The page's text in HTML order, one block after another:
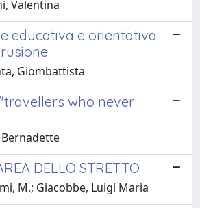
Valentina
educativa e orientativa:
Giombattista
who never
Bernadette
DELLO STRETTO
M.; Giacobbe, Luigi Maria